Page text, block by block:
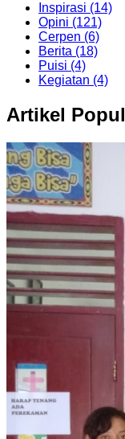
Inspirasi (14)
Opini (121)
Cerpen (6)
Berita (18)
Puisi (4)
Kegiatan (4)
Artikel